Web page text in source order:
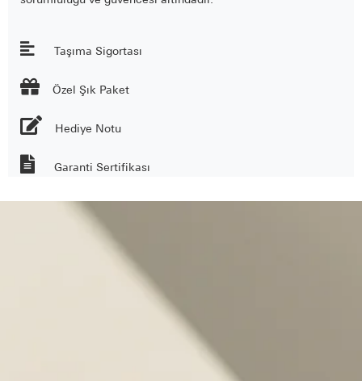
Taşıma Sigortası
 Özel Şık Paket
Hediye Notu
Garanti Sertifikası